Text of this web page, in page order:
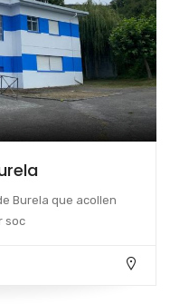
Burela que acollen
soc